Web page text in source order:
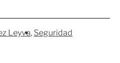
Leyva Seguridad